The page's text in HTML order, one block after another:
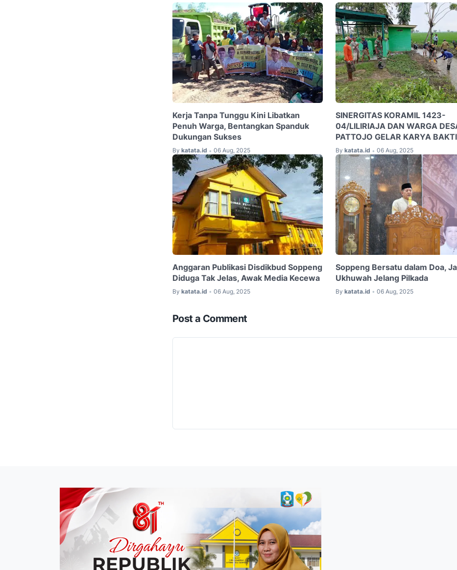
Kerja Tanpa Tunggu Kini Libatkan
Penuh Warga, Bentangkan Spanduk
Dukungan Sukses
By katata.id • 06 Aug, 2025
SINERGITAS KORAMIL 1423-
04/LILIRIAJA DAN WARGA
PATTOJO GELAR KARYA BAKTI
By katata.id • 06 Aug, 2025
Anggaran Publikasi Disdikbud Soppeng
Diduga Tak Jelas, Awak Media Kecewa
By katata.id • 06 Aug, 2025
Soppeng Bersatu dalam Doa,
Ukhuwah Jelang Pilkada
By katata.id • 06 Aug, 2025
Post a Comment